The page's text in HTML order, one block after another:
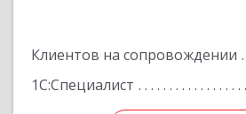
Клиентов на сопровождении
1С:Специалист